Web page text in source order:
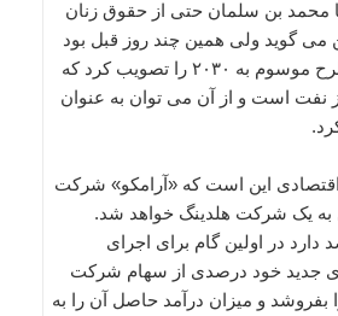
محمد بن سلمان حتی از حقوق زنان
می گوید ولی همین چند روز قبل بود
که کابینه عربستان طرح موسوم به ۲۰۳۰ را تصویب کرد که
نفت است و از آن می توان به عنوان
این است که «آرامکو» شرکت
به یک شرکت هلدینگ خواهد شد.
در اولین گام برای اجرای
جدید خود درصدی از سهام شرکت
بفروشد و میزان درآمد حاصل آن را به